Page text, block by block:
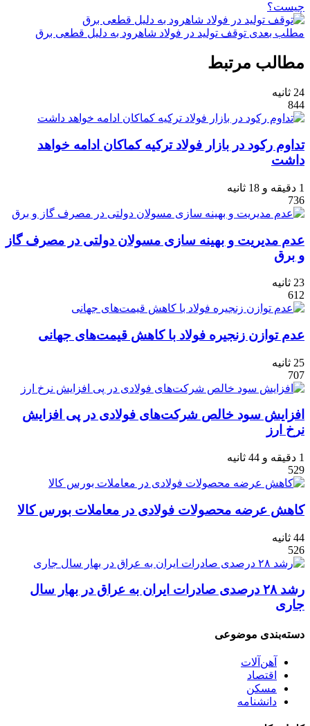
چیست؟
مطلب بعدی توقف تولید در فولاد شاهرود به دلیل قطعی برق
مطالب مرتبط
24 ثانیه
844
تداوم رکود در بازار فولاد ترکیه کماکان ادامه خواهد
داشت
1 دقیقه و 18 ثانیه
736
عدم مدیریت و بهینه سازی مسولان دولتی در مصرف گاز
و برق
23 ثانیه
612
عدم توازن زنجیره فولاد با کاهش قیمت‌های جهانی
25 ثانیه
707
افزایش سود خالص شرکت‌های فولادی در پی افزایش
نرخ ارز
1 دقیقه و 44 ثانیه
529
کاهش عرضه محصولات فولادی در معاملات بورس کالا
44 ثانیه
526
رشد ۲۸ درصدی صادرات ایران به عراق در بهار سال
جاری
دسته‌بندی موضوعی
آهن‌آلات
اقتصاد
مسکن
دانشنامه